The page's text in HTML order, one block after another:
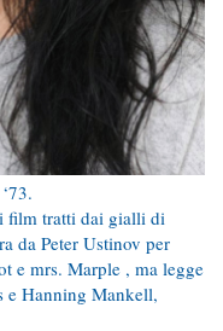
film tratti dai gialli di
da Peter Ustinov per
e mrs. Marple , ma legge
e Hanning Mankell,